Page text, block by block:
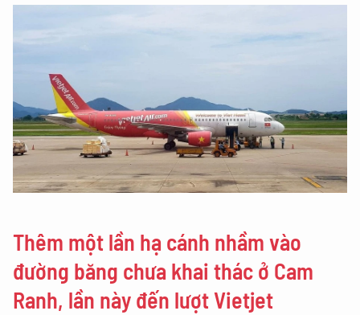
Thêm một lần hạ cánh nhầm vào
đường băng chưa khai thác ở Cam
Ranh, lần này đến lượt Vietjet